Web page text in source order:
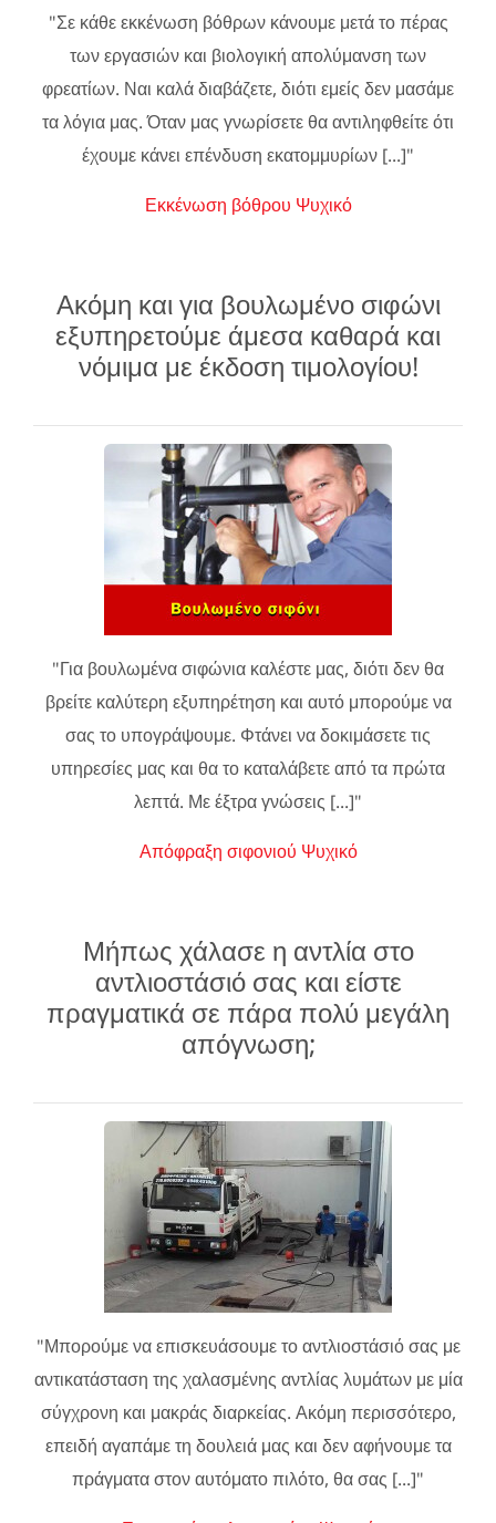
"Σε κάθε εκκένωση βόθρων κάνουμε μετά το πέρας
των εργασιών και βιολογική απολύμανση των
φρεατίων. Ναι καλά διαβάζετε, διότι εμείς δεν μασάμε
τα λόγια μας. Όταν μας γνωρίσετε θα αντιληφθείτε ότι
έχουμε κάνει επένδυση εκατομμυρίων [...]"
Εκκένωση βόθρου Ψυχικό
Ακόμη και για βουλωμένο σιφώνι
εξυπηρετούμε άμεσα καθαρά και
νόμιμα με έκδοση τιμολογίου!
"Για βουλωμένα σιφώνια καλέστε μας, διότι δεν θα
βρείτε καλύτερη εξυπηρέτηση και αυτό μπορούμε να
σας το υπογράψουμε. Φτάνει να δοκιμάσετε τις
υπηρεσίες μας και θα το καταλάβετε από τα πρώτα
λεπτά. Με έξτρα γνώσεις [...]"
Απόφραξη σιφονιού Ψυχικό
Μήπως χάλασε η αντλία στο
αντλιοστάσιό σας και είστε
πραγματικά σε πάρα πολύ μεγάλη
απόγνωση;
"Μπορούμε να επισκευάσουμε το αντλιοστάσιό σας με
αντικατάσταση της χαλασμένης αντλίας λυμάτων με μία
σύγχρονη και μακράς διαρκείας. Ακόμη περισσότερο,
επειδή αγαπάμε τη δουλειά μας και δεν αφήνουμε τα
πράγματα στον αυτόματο πιλότο, θα σας [...]"